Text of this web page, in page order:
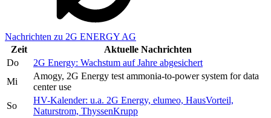
Nachrichten zu 2G ENERGY AG
Zeit
Aktuelle Nachrichten
Do
2G Energy: Wachstum auf Jahre abgesichert
Mi
Amogy, 2G Energy test ammonia-to-power system for data
center use
So
HV-Kalender: u.a. 2G Energy, elumeo, HausVorteil,
Naturstrom, ThyssenKrupp